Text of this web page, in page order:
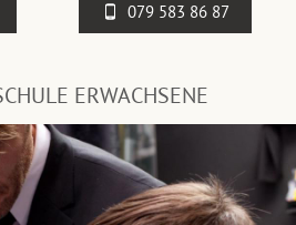
079 583 86 87
ERWACHSENE